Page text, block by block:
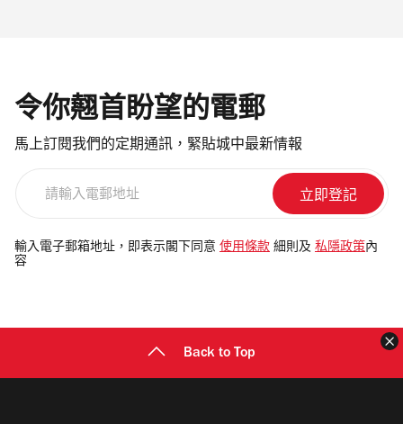
令你翹首盼望的電郵
馬上訂閱我們的定期通訊，緊貼城中最新情報
電
郵
輸入電子郵箱地址，即表示閣下同意 使用條款 細則及 私隱政策 內
容
Back to Top